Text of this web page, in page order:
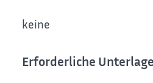
keine
Erforderliche